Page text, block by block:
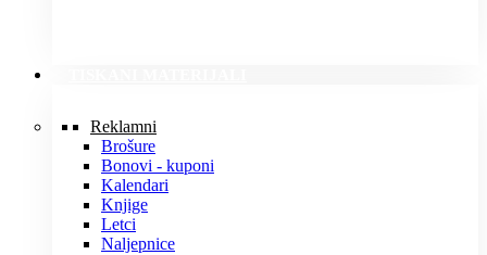
Reklamni
Brošure
Bonovi - kuponi
Kalendari
Knjige
Letci
Naljepnice